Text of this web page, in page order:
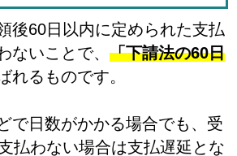
後60日以内に定められた支払
ないことで、「下請法の60日
れるものです。
で日数がかかる場合でも、受
払わない場合は支払遅延とな